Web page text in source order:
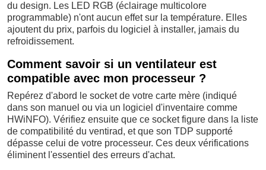
du design. Les LED RGB (éclairage multicolore
programmable) n'ont aucun effet sur la température. Elles
ajoutent du prix, parfois du logiciel à installer, jamais du
refroidissement.
Comment savoir si un ventilateur est
compatible avec mon processeur ?
Repérez d'abord le socket de votre carte mère (indiqué
dans son manuel ou via un logiciel d'inventaire comme
HWiNFO). Vérifiez ensuite que ce socket figure dans la liste
de compatibilité du ventirad, et que son TDP supporté
dépasse celui de votre processeur. Ces deux vérifications
éliminent l'essentiel des erreurs d'achat.